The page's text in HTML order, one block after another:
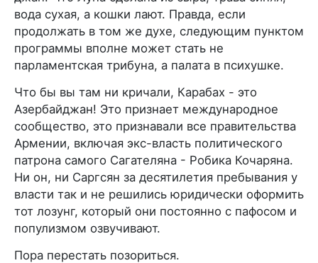
вода сухая, а кошки лают. Правда, если
продолжать в том же духе, следующим пунктом
программы вполне может стать не
парламентская трибуна, а палата в психушке.
Что бы вы там ни кричали, Карабах - это
Азербайджан! Это признает международное
сообщество, это признавали все правительства
Армении, включая экс-власть политического
патрона самого Сагателяна - Робика Кочаряна.
Ни он, ни Саргсян за десятилетия пребывания у
власти так и не решились юридически оформить
тот лозунг, который они постоянно с пафосом и
популизмом озвучивают.
Пора перестать позориться.